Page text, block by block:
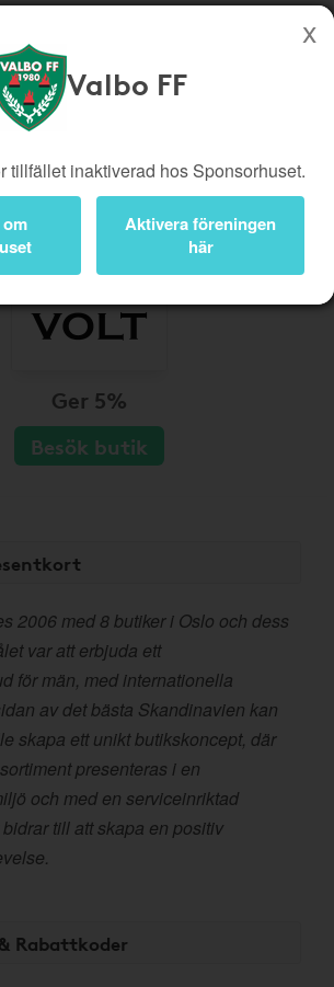
denna sida stöttar Valbo FF
Kampanjer
Logga in
Valbo FF
tillfället inaktiverad hos Sponsorhuset.
Aktivera föreningen
här
Ger 5%
Besök butik
2006 med 8 butiker i Oslo och dess
var att erbjuda ett
för män, med internationella
av det bästa Skandinavien kan
skapa ett unikt butikskoncept, där
presenteras i en
och med en serviceinriktad
till att skapa en positiv
Rabattkoder